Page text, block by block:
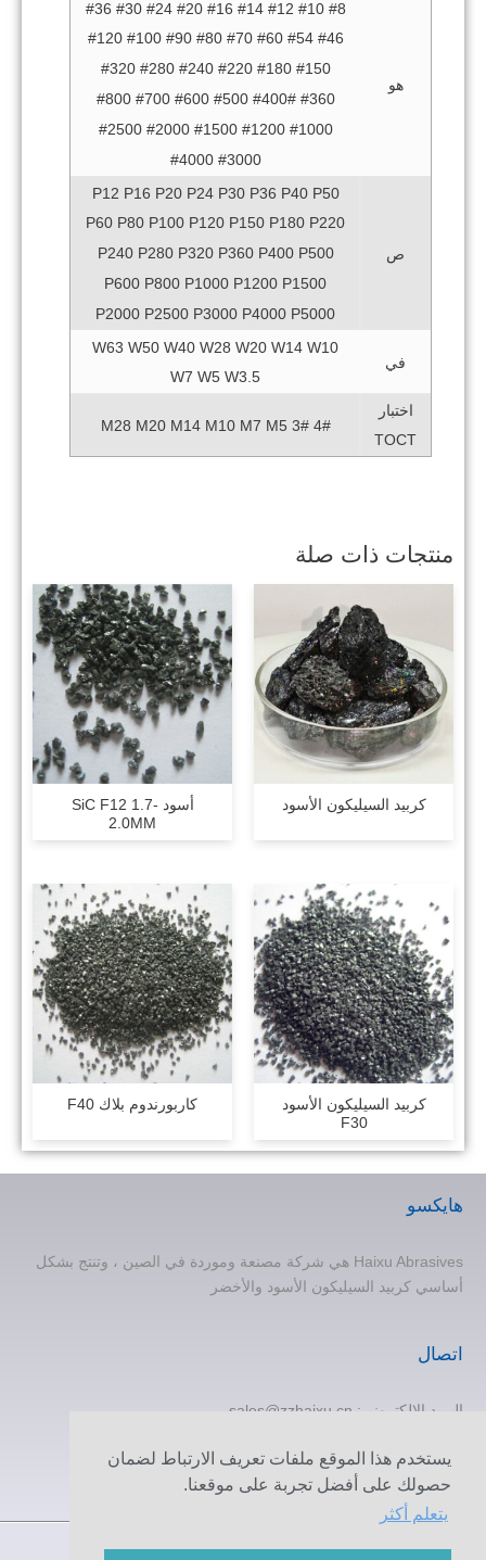
يستخدم هذا الموقع ملفات تعريف الارتباط لضمان
حصولك على أفضل تجربة على موقعنا.
يتعلم أكثر
هو
#8 #10 #12 #14 #16 #20 #24 #30 #36
#46 #54 #60 #70 #80 #90 #100 #120
#150 #180 #220 #240 #280 #320
#360 #400# #500 #600 #700 #800
#1000 #1200 #1500 #2000 #2500
#3000 #4000
ص
P12 P16 P20 P24 P30 P36 P40 P50
P60 P80 P100 P120 P150 P180 P220
P240 P280 P320 P360 P400 P500
P600 P800 P1000 P1200 P1500
P2000 P2500 P3000 P4000 P5000
في
W63 W50 W40 W28 W20 W14 W10
W7 W5 W3.5
اختبار
TOCT
4# 3# M28 M20 M14 M10 M7 M5
منتجات ذات صلة
كربيد السيليكون الأسود
أسود SiC F12 1.7-
2.0MM
كربيد السيليكون الأسود
F30
كاربورندوم بلاك F40
هايكسو
Haixu Abrasives هي شركة مصنعة وموردة في الصين ، وتنتج بشكل
أساسي كربيد السيليكون الأسود والأخضر
اتصال
البريد الإلكتروني: sales@zzhaixu.cn
الهاتف: +8615838373120
الفاكس: +86 371-60305637